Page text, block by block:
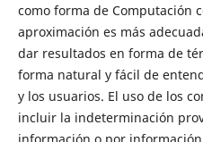
como forma de Computación
aproximación es más
dar resultados en forma de
forma natural y fácil de
y los usuarios. El uso de los
incluir la indeterminación
información o por